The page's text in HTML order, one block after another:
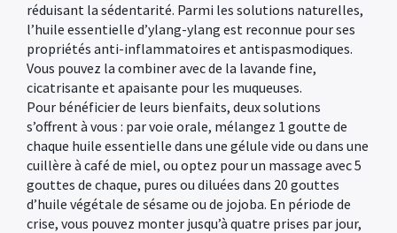
réduisant la sédentarité. Parmi les solutions naturelles,
l’huile essentielle d’ylang-ylang est reconnue pour ses
propriétés anti-inflammatoires et antispasmodiques.
Vous pouvez la combiner avec de la lavande fine,
cicatrisante et apaisante pour les muqueuses.
Pour bénéficier de leurs bienfaits, deux solutions
s’offrent à vous : par voie orale, mélangez 1 goutte de
chaque huile essentielle dans une gélule vide ou dans une
cuillère à café de miel, ou optez pour un massage avec 5
gouttes de chaque, pures ou diluées dans 20 gouttes
d’huile végétale de sésame ou de jojoba. En période de
crise, vous pouvez monter jusqu’à quatre prises par jour,